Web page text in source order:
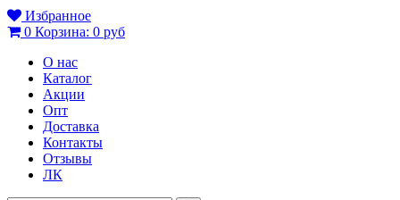
Избранное
0 Корзина: 0 руб
О нас
Каталог
Акции
Опт
Доставка
Контакты
Отзывы
ЛК